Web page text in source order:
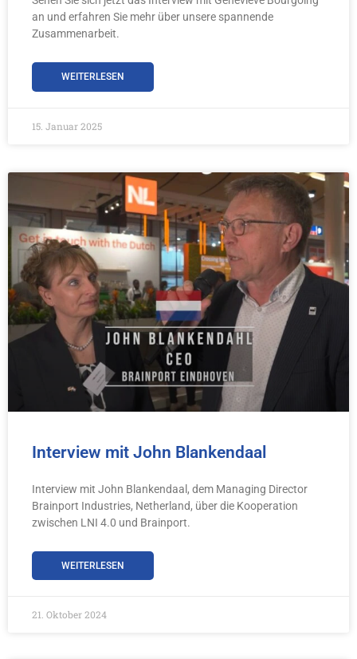
an und erfahren Sie mehr über unsere spannende
Zusammenarbeit.
WEITERLESEN
15. Januar 2025
Interview mit John Blankendaal
Interview mit John Blankendaal, dem Managing Director
Brainport Industries, Netherland, über die Kooperation
zwischen LNI 4.0 und Brainport.
WEITERLESEN
21. Oktober 2024